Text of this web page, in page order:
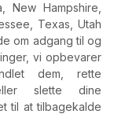
New Hampshire,
Texas, Utah
om adgang til og
vi opbevarer
dem, rette
slette dine
til at tilbagekalde